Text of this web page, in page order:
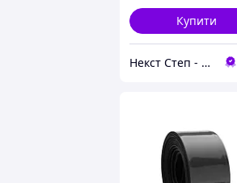
Купити
Некст Степ - комп'ютерні мережі